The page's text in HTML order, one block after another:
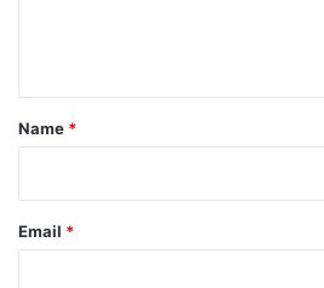
Name *
Email *